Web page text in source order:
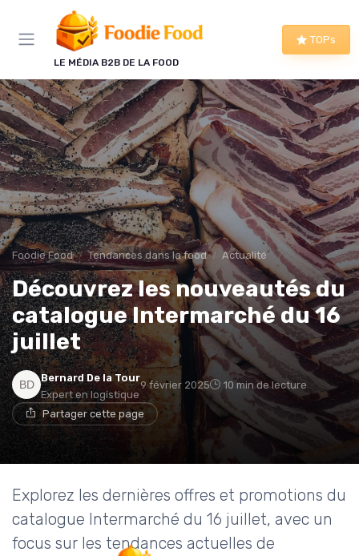
LE MÉDIA B2B DE LA FOOD
TOPs
Foodie Food Tendances dans la food Actualité
Découvrez les nouveautés du
catalogue Intermarché du 16
juillet
Bernard De la Tour
Expert en logistique
9 février 2025 10 min de lecture
Partager cette page
Explorez les dernières offres et promotions du
catalogue Intermarché du 16 juillet, avec un
focus sur les tendances actuelles de
Panneau de gestion des cookies